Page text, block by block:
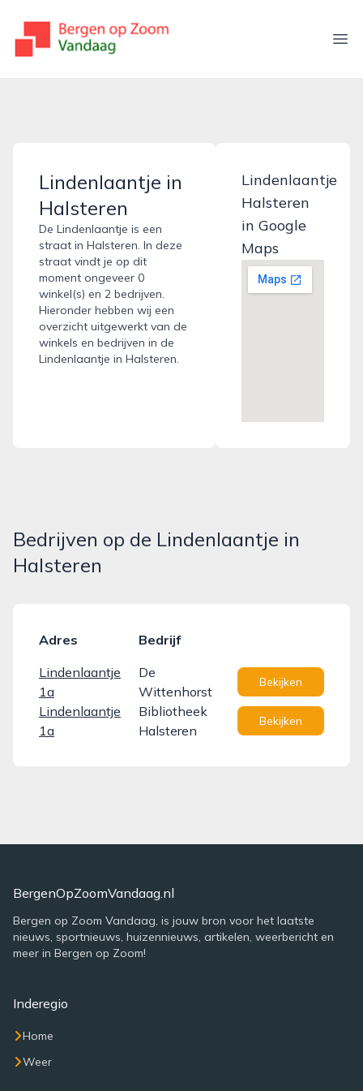
bergenopzoomvandaag.nl
Lindenlaantje in
Halsteren
De Lindenlaantje is een
straat in Halsteren. In deze
straat vindt je op dit
moment ongeveer 0
winkel(s) en 2 bedrijven.
Hieronder hebben wij een
overzicht uitgewerkt van de
winkels en bedrijven in de
Lindenlaantje in Halsteren.
Lindenlaantje
Halsteren
in Google
Maps
Bedrijven op de Lindenlaantje in
Halsteren
Adres
Bedrijf
Lindenlaantje
1a
De
Wittenhorst
Bekijken
Lindenlaantje
1a
Bibliotheek
Halsteren
Bekijken
BergenOpZoomVandaag.nl
Bergen op Zoom Vandaag, is jouw bron voor het laatste
nieuws, sportnieuws, huizennieuws, artikelen, weerbericht en
meer in Bergen op Zoom!
Inderegio
Home
Weer